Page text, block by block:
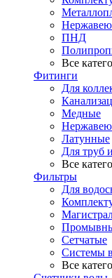
ПНД
Все
Фитинги
Для
Медные
Латунные
Для труб
Все
Фильтры
Для
Сетчатые
Системы
Все